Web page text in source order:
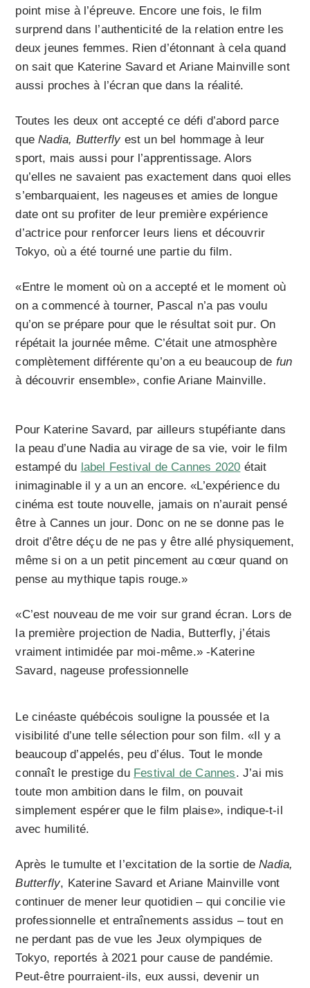
point mise à l’épreuve. Encore une fois, le film
surprend dans l’authenticité de la relation entre les
deux jeunes femmes. Rien d’étonnant à cela quand
on sait que Katerine Savard et Ariane Mainville sont
aussi proches à l’écran que dans la réalité.
Toutes les deux ont accepté ce défi d’abord parce
queNadia, Butterflyest un bel hommage à leur
sport, mais aussi pour l’apprentissage. Alors
qu’elles ne savaient pas exactement dans quoi elles
s’embarquaient, les nageuses et amies de longue
date ont su profiter de leur première expérience
d’actrice pour renforcer leurs liens et découvrir
Tokyo, où a été tourné une partie du film.
«Entre le moment où on a accepté et le moment où
on a commencé à tourner, Pascal n’a pas voulu
qu’on se prépare pour que le résultat soit pur. On
répétait la journée même. C’était une atmosphère
complètement différente qu’on a eu beaucoup de fun
à découvrir ensemble», confie Ariane Mainville.
Pour Katerine Savard, par ailleurs stupéfiante dans
la peau d’une Nadia au virage de sa vie, voir le film
estampé du label Festival de Cannes 2020 était
inimaginable il y a un an encore. «L’expérience du
cinéma est toute nouvelle, jamais on n’aurait pensé
être à Cannes un jour. Donc on ne se donne pas le
droit d’être déçu de ne pas y être allé physiquement,
même si on a un petit pincement au cœur quand on
pense au mythique tapis rouge.»
«C’est nouveau de me voir sur grand écran. Lors de
la première projection de Nadia, Butterfly, j’étais
vraiment intimidée par moi-même.» -Katerine
Savard, nageuse professionnelle
Le cinéaste québécois souligne la poussée et la
visibilité d’une telle sélection pour son film. «Il y a
beaucoup d’appelés, peu d’élus. Tout le monde
connaît le prestige du Festival de Cannes. J’ai mis
toute mon ambition dans le film, on pouvait
simplement espérer que le film plaise», indique-t-il
avec humilité.
Après le tumulte et l’excitation de la sortie deNadia,
Butterfly, Katerine Savard et Ariane Mainville vont
continuer de mener leur quotidien – qui concilie vie
professionnelle et entraînements assidus – tout en
ne perdant pas de vue les Jeux olympiques de
Tokyo, reportés à 2021 pour cause de pandémie.
Peut-être pourraient-ils, eux aussi, devenir un